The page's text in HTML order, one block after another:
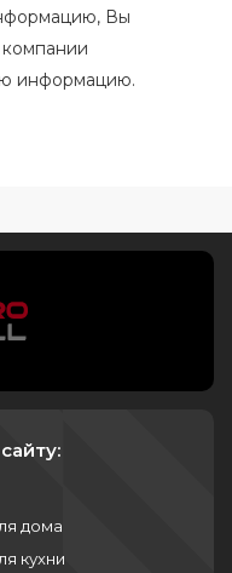
Вы
информацию.
дома
кухни